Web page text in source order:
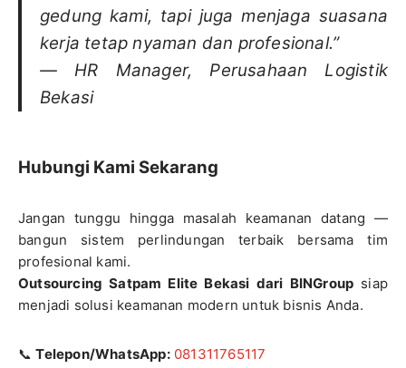
gedung kami, tapi juga menjaga suasana
kerja tetap nyaman dan profesional.”
—HR Manager, Perusahaan Logistik
Bekasi
Hubungi Kami Sekarang
Jangan tunggu hingga masalah keamanan datang —
bangun sistem perlindungan terbaik bersama tim
profesional kami.
Outsourcing Satpam Elite Bekasi dari BINGroup siap
menjadi solusi keamanan modern untuk bisnis Anda.
📞Telepon/WhatsApp: 081311765117